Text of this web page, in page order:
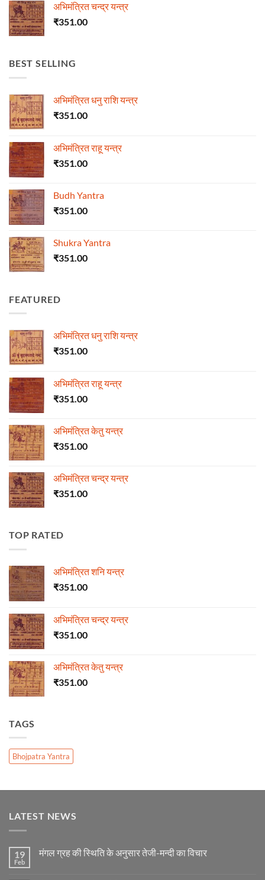
अभिमंत्रित चन्द्र यन्त्र
₹351.00
BEST SELLING
अभिमंत्रित धनु राशि यन्त्र
₹351.00
अभिमंत्रित राहू यन्त्र
₹351.00
Budh Yantra
₹351.00
Shukra Yantra
₹351.00
FEATURED
अभिमंत्रित धनु राशि यन्त्र
₹351.00
अभिमंत्रित राहू यन्त्र
₹351.00
अभिमंत्रित केतु यन्त्र
₹351.00
अभिमंत्रित चन्द्र यन्त्र
₹351.00
TOP RATED
अभिमंत्रित शनि यन्त्र
₹351.00
अभिमंत्रित चन्द्र यन्त्र
₹351.00
अभिमंत्रित केतु यन्त्र
₹351.00
TAGS
Bhojpatra Yantra
LATEST NEWS
19
Feb
मंगल ग्रह की स्थिति के अनुसार तेजी-मन्दी का विचार